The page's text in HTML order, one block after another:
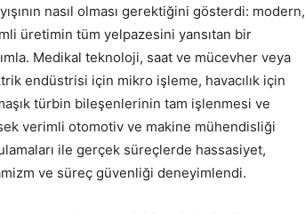
nasıl olması gerektiğini gösterdi: modern,
üretimin tüm yelpazesini yansıtan bir
Medikal teknoloji, saat ve mücevher veya
endüstrisi için mikro işleme, havacılık için
türbin bileşenlerinin tam işlenmesi ve
verimli otomotiv ve makine mühendisliği
ile gerçek süreçlerde hassasiyet,
ve süreç güvenliği deneyimlendi.